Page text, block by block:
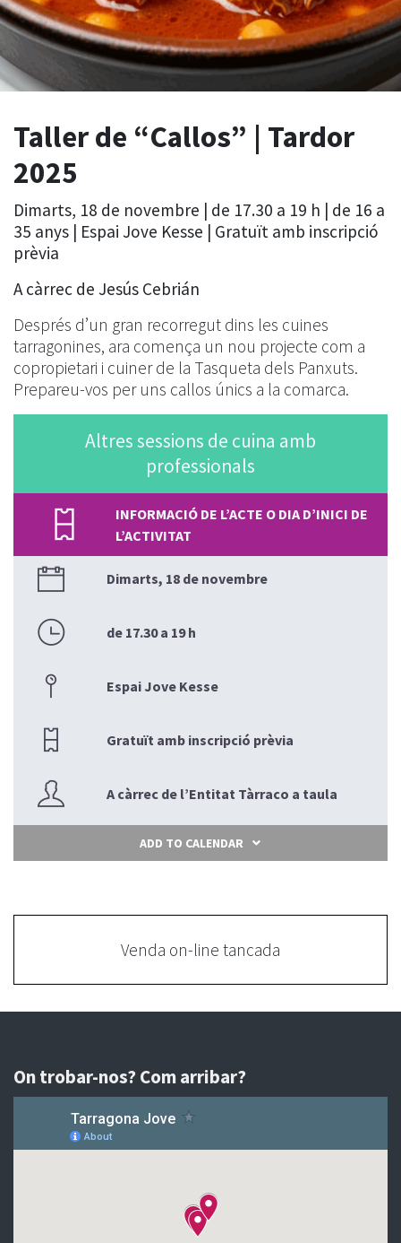
Taller de “Callos” | Tardor
2025
Dimarts, 18 de novembre | de 17.30 a 19 h | de 16 a
35 anys | Espai Jove Kesse | Gratuït amb inscripció
prèvia
A càrrec de Jesús Cebrián
Després d’un gran recorregut dins les cuines
tarragonines, ara comença un nou projecte com a
copropietari i cuiner de la Tasqueta dels Panxuts.
Prepareu-vos per uns callos únics a la comarca.
Altres sessions de cuina amb
professionals
INFORMACIÓ DE L’ACTE O DIA D’INICI DE
L’ACTIVITAT
Dimarts, 18 de novembre
de 17.30 a 19 h
Espai Jove Kesse
Gratuït amb inscripció prèvia
A càrrec de l’Entitat Tàrraco a taula
ADD TO CALENDAR
Venda on-line tancada
On trobar-nos? Com arribar?